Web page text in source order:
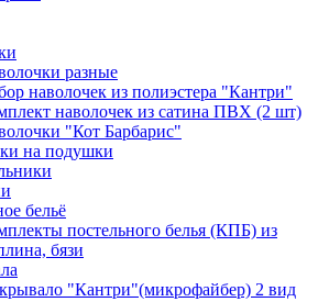
разные
наволочек из полиэстера "Кантри"
наволочек из сатина ПВХ (2 шт)
"Кот Барбарис"
на подушки
бельё
постельного белья (КПБ) из
бязи
"Кантри"(микрофайбер) 2 вид